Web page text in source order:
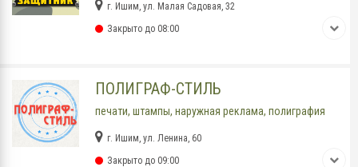
г. Ишим, ул. Малая Садовая, 32
Закрыто до 08:00
ПОЛИГРАФ-СТИЛЬ
печати, штампы, наружная реклама, полиграфия
г. Ишим, ул. Ленина, 60
Закрыто до 09:00